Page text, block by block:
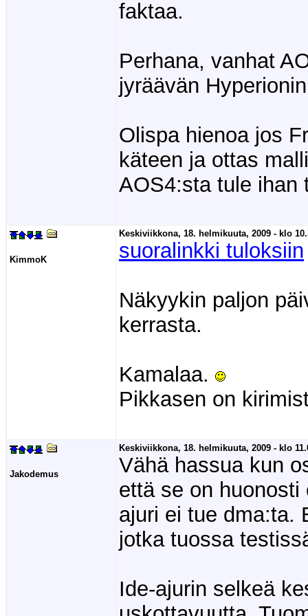
faktaa.
Perhana, vanhat
jyräävän
Olispa hienoa jos
käteen ja ottas
AOS4:sta tule ihan
KimmoK
Keskiviikkona, 18. helmikuuta, 2009 - klo
suoralinkki tuloksiin
Näkyykin paljon
kerrasta.
Kamalaa.
Pikkasen on
Jakodemus
Keskiviikkona, 18. helmikuuta, 2009 - klo
Vähä hassua kun
että se on
ajuri ei tue dma:ta.
jotka tuossa
Ide-ajurin selkeä